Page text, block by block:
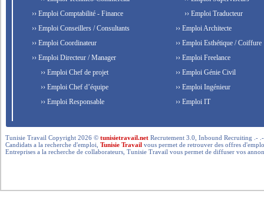
›› Emploi Comptabilité - Finance
›› Emploi Conseillers / Consultants
›› Emploi Coordinateur
›› Emploi Directeur / Manager
›› Emploi Chef de projet
›› Emploi Chef d’équipe
›› Emploi Responsable
›› Emploi Traducteur
›› Emploi Architecte
›› Emploi Esthétique / Coiffure
›› Emploi Freelance
›› Emploi Génie Civil
›› Emploi Ingénieur
›› Emploi IT
Tunisie Travail Copyright 2026 ©tunisietravail.net Recrutement 3.0, Inbound Recruiting .-
Candidats a la recherche d'emploi,Tunisie Travail vous permet de retrouver des offres
Entreprises a la recherche de collaborateurs, Tunisie Travail vous permet de diffuser vos